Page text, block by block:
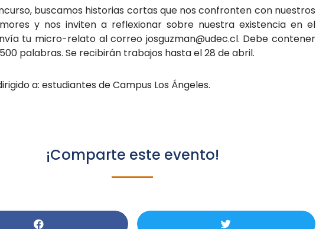
buscamos historias cortas que nos confronten con nuestros
y nos inviten a reflexionar sobre nuestra existencia en el
tu micro-relato al correo josguzman@udec.cl. Debe contener
palabras. Se recibirán trabajos hasta el 28 de abril.
a: estudiantes de Campus Los Ángeles.
¡Comparte este evento!